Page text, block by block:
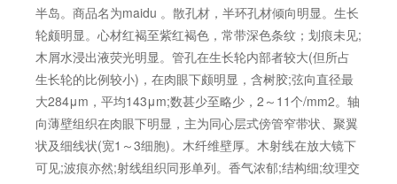
半岛。商品名为maidu 。散孔材，半环孔材倾向明显。生长
轮颇明显。心材红褐至紫红褐色，常带深色条纹；划痕未见;
木屑水浸出液荧光明显。管孔在生长轮内部者较大(但所占
生长轮的比例较小)，在肉眼下颇明显，含树胶;弦向直径最
大284μm，平均143μm;数甚少至略少，2～11个/mm2。轴
向薄壁组织在肉眼下明显，主为同心层式傍管窄带状、聚翼
状及细线状(宽1～3细胞)。木纤维壁厚。木射线在放大镜下
可见;波痕亦然;射线组织同形单列。香气浓郁;结构细;纹理交